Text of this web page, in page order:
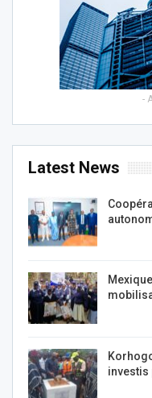
-
Latest News
investis